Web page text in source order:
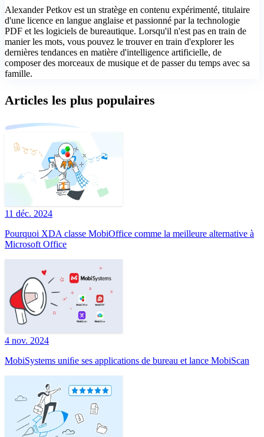
Alexander Petkov est un stratège en contenu expérimenté, titulaire
d'une licence en langue anglaise et passionné par la technologie
PDF et les logiciels de bureautique. Lorsqu'il n'est pas en train de
manier les mots, vous pouvez le trouver en train d'explorer les
dernières tendances en matière d'intelligence artificielle, de
composer des morceaux de musique et de passer du temps avec sa
famille.
Articles les plus populaires
11 déc. 2024
Pourquoi XDA classe MobiOffice comme la meilleure alternative à
Microsoft Office
4 nov. 2024
MobiSystems uniﬁe ses applications de bureau et lance MobiScan